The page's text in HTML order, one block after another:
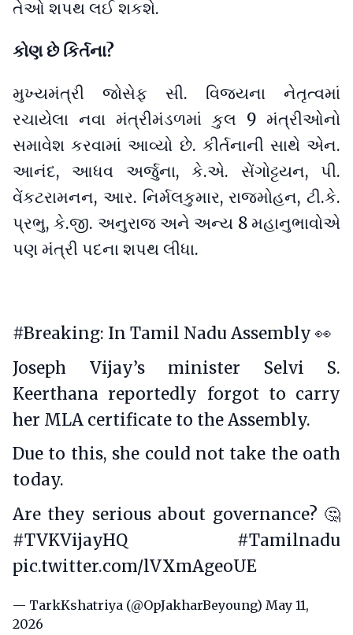
તેઓ શપથ લઈ શકશે.
કોણ છે કિર્તના?
મુખ્યમંત્રી જોસેફ સી. વિજયના નેતૃત્વમાં
રચાયેલા નવા મંત્રીમંડળમાં કુલ 9 મંત્રીઓનો
સમાવેશ કરવામાં આવ્યો છે. કીર્તનાની સાથે એન.
આનંદ, આધવ અર્જુના, કે.એ. સેંગોટ્ટયન, પી.
વેંકટરામનન, આર. નિર્મલકુમાર, રાજમોહન, ટી.કે.
પ્રભુ, કે.જી. અનુરાજ અને અન્ય 8 મહાનુભાવોએ
પણ મંત્રી પદના શપથ લીધા.
#Breaking: In Tamil Nadu Assembly 👀
Joseph Vijay’s minister Selvi S.
Keerthana reportedly forgot to carry
her MLA certificate to the Assembly.
Due to this, she could not take the oath
today.
Are they serious about governance? 🤔
#TVKVijay‌HQ
#Tamilnadu
pic.twitter.com/lVXmAgeoUE
— TarkKshatriya (@OpJakharBeyoung) May 11,
2026